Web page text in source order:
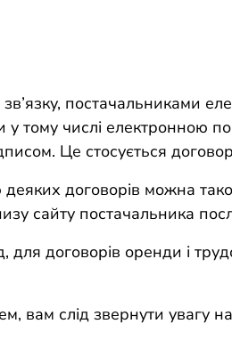
постачальниками
у тому числі електронною
Це стосується
договорів можна
сайту постачальника
договорів оренди і
вам слід звернути увагу